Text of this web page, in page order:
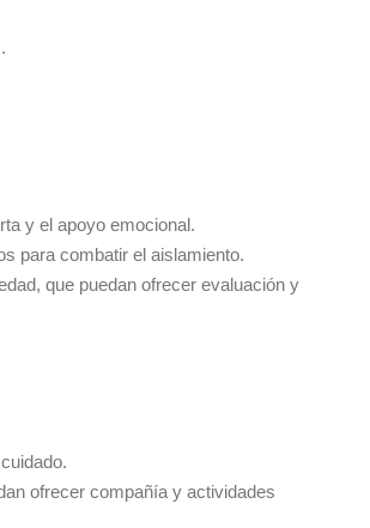
y el apoyo emocional.
para combatir el aislamiento.
que puedan ofrecer evaluación y
ofrecer compañía y actividades